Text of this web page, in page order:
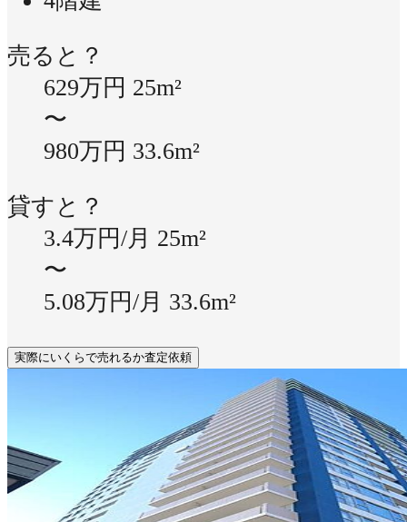
売ると？
629万円 25m²
〜
980万円 33.6m²
貸すと？
3.4万円/月 25m²
〜
5.08万円/月 33.6m²
実際にいくらで売れるか査定依頼